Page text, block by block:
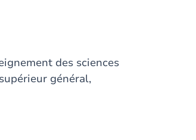
des sciences
général,